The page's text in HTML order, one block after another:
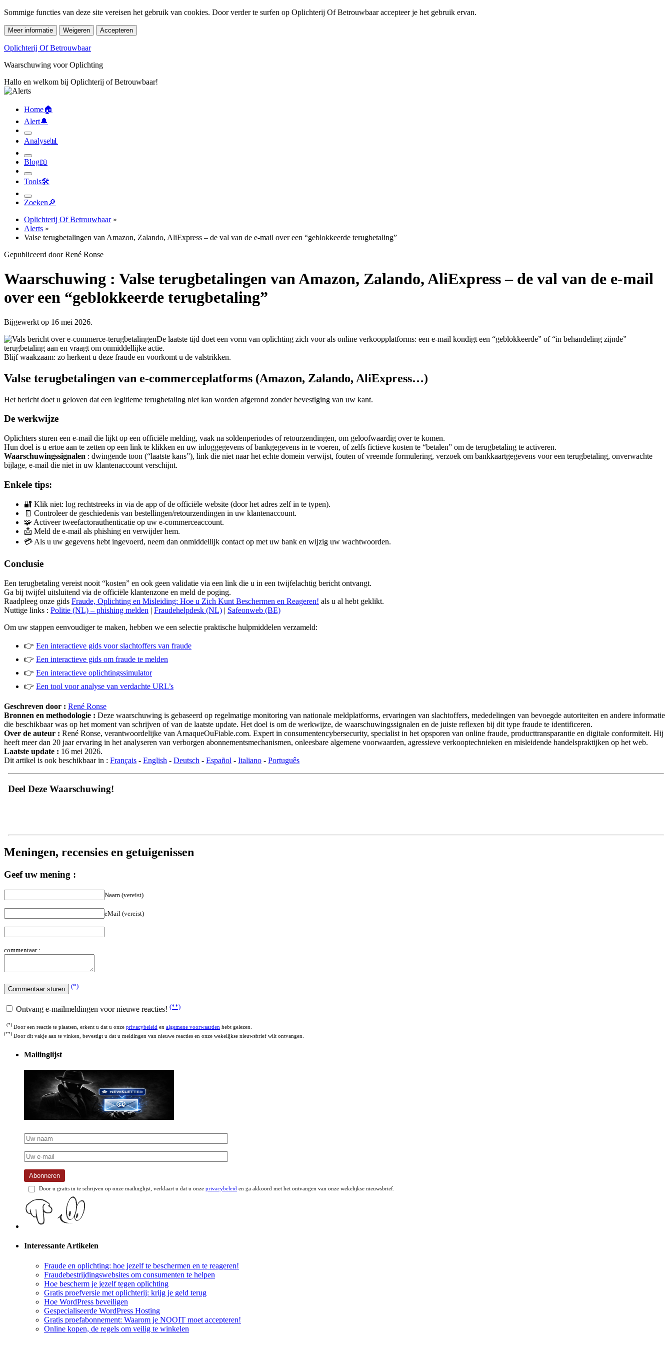
Sommige functies van deze site vereisen het gebruik van cookies. Door verder te surfen op Oplichterij Of Betrouwbaar accepteer je het gebruik ervan.
Meer informatie Weigeren Accepteren
Oplichterij Of Betrouwbaar
Waarschuwing voor Oplichting
Hallo en welkom bij Oplichterij of Betrouwbaar!
Home🏠︎
Alert🔔︎
Analyse📊︎
Blog📖︎
Tools🛠︎
Zoeken🔎︎
Oplichterij Of Betrouwbaar»
Alerts »
Valse terugbetalingen van Amazon, Zalando, AliExpress – de val van de e-mail over een “geblokkeerde terugbetaling”
Gepubliceerd door René Ronse
Waarschuwing : Valse terugbetalingen van Amazon, Zalando, AliExpress – de val van de e-mail
over een “geblokkeerde terugbetaling”
Bijgewerkt op 16 mei 2026.
De laatste tijd doet een vorm van oplichting zich voor als online verkoopplatforms: een e-mail kondigt een “geblokkeerde” of “in behandeling zijnde”
terugbetaling aan en vraagt om onmiddellijke actie.
Blijf waakzaam: zo herkent u deze fraude en voorkomt u de valstrikken.
Valse terugbetalingen van e-commerceplatforms (Amazon, Zalando, AliExpress…)
Het bericht doet u geloven dat een legitieme terugbetaling niet kan worden afgerond zonder bevestiging van uw kant.
De werkwijze
Oplichters sturen een e-mail die lijkt op een officiële melding, vaak na soldenperiodes of retourzendingen, om geloofwaardig over te komen.
Hun doel is u ertoe aan te zetten op een link te klikken en uw inloggegevens of bankgegevens in te voeren, of zelfs fictieve kosten te “betalen” om de terugbetaling te activeren.
Waarschuwingssignalen : dwingende toon (“laatste kans”), link die niet naar het echte domein verwijst, fouten of vreemde formulering, verzoek om bankkaartgegevens voor een terugbetaling, onverwachte
bijlage, e-mail die niet in uw klantenaccount verschijnt.
Enkele tips:
🔐 Klik niet: log rechtstreeks in via de app of de officiële website (door het adres zelf in te typen).
🧾 Controleer de geschiedenis van bestellingen/retourzendingen in uw klantenaccount.
🧩 Activeer tweefactorauthenticatie op uw e-commerceaccount.
📩 Meld de e-mail als phishing en verwijder hem.
💳 Als u uw gegevens hebt ingevoerd, neem dan onmiddellijk contact op met uw bank en wijzig uw wachtwoorden.
Conclusie
Een terugbetaling vereist nooit “kosten” en ook geen validatie via een link die u in een twijfelachtig bericht ontvangt.
Ga bij twijfel uitsluitend via de officiële klantenzone en meld de poging.
Raadpleeg onze gids Fraude, Oplichting en Misleiding: Hoe u Zich Kunt Beschermen en Reageren! als u al hebt geklikt.
Nuttige links : Politie (NL) – phishing melden | Fraudehelpdesk (NL) | Safeonweb (BE)
Om uw stappen eenvoudiger te maken, hebben we een selectie praktische hulpmiddelen verzameld:
👉 Een interactieve gids voor slachtoffers van fraude
👉 Een interactieve gids om fraude te melden
👉 Een interactieve oplichtingssimulator
👉 Een tool voor analyse van verdachte URL’s
Geschreven door : René Ronse
Bronnen en methodologie : Deze waarschuwing is gebaseerd op regelmatige monitoring van nationale meldplatforms, ervaringen van slachtoffers, mededelingen van bevoegde autoriteiten en andere informatie
die beschikbaar was op het moment van schrijven of van de laatste update. Het doel is om de werkwijze, de waarschuwingssignalen en de juiste reflexen bij dit type fraude te identificeren.
Over de auteur : René Ronse, verantwoordelijke van ArnaqueOuFiable.com. Expert in consumentencybersecurity, specialist in het opsporen van online fraude, producttransparantie en digitale conformiteit. Hij
heeft meer dan 20 jaar ervaring in het analyseren van verborgen abonnementsmechanismen, onleesbare algemene voorwaarden, agressieve verkooptechnieken en misleidende handelspraktijken op het web.
Laatste update : 16 mei 2026.
Dit artikel is ook beschikbaar in : Français - English - Deutsch - Español - Italiano - Português
Deel Deze Waarschuwing!
Meningen, recensies en getuigenissen
Geef uw mening :
Naam (vereist)
eMail (vereist)
commentaar :
(*)
Ontvang e-mailmeldingen voor nieuwe reacties! (**)
(*) Door een reactie te plaatsen, erkent u dat u onze privacybeleid en algemene voorwaarden hebt gelezen.
(**) Door dit vakje aan te vinken, bevestigt u dat u meldingen van nieuwe reacties en onze wekelijkse nieuwsbrief wilt ontvangen.
Mailinglijst
Abonneren
Door u gratis in te schrijven op onze mailinglijst, verklaart u dat u onze privacybeleid en ga akkoord met het ontvangen van onze wekelijkse nieuwsbrief.
Interessante Artikelen
Fraude en oplichting: hoe jezelf te beschermen en te reageren!
Fraudebestrijdingswebsites om consumenten te helpen
Hoe bescherm je jezelf tegen oplichting
Gratis proefversie met oplichterij: krijg je geld terug
Hoe WordPress beveiligen
Gespecialiseerde WordPress Hosting
Gratis proefabonnement: Waarom je NOOIT moet accepteren!
Online kopen, de regels om veilig te winkelen